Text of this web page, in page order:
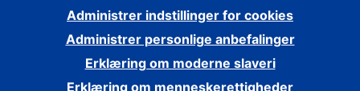
Administrer indstillinger for cookies
Administrer personlige anbefalinger
Erklæring om moderne slaveri
Erklæring om menneskerettigheder